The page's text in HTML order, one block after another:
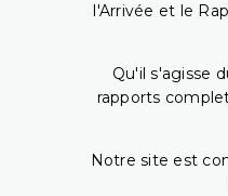
l'Arrivée et le
Qu'il s'agisse
rapports
Notre site est